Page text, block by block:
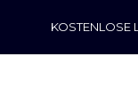
KOSTENLOSE